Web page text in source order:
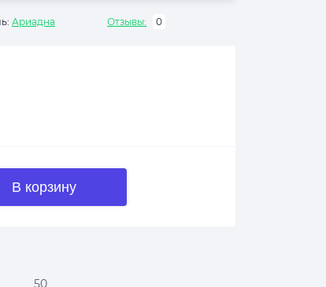
Ариадна Отзывы: 0
В корзину
50